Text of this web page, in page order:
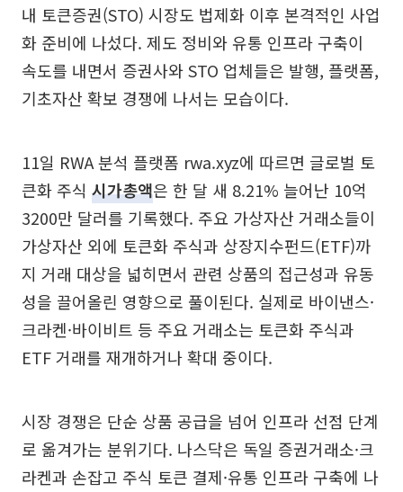
내 토큰증권(STO) 시장도 법제화 이후 본격적인 사업
화 준비에 나섰다. 제도 정비와 유통 인프라 구축이
속도를 내면서 증권사와 STO 업체들은 발행, 플랫폼,
기초자산 확보 경쟁에 나서는 모습이다.
11일 RWA 분석 플랫폼 rwa.xyz에 따르면 글로벌 토
큰화 주식 시가총액은 한 달 새 8.21% 늘어난 10억
3200만 달러를 기록했다. 주요 가상자산 거래소들이
가상자산 외에 토큰화 주식과 상장지수펀드(ETF)까
지 거래 대상을 넓히면서 관련 상품의 접근성과 유동
성을 끌어올린 영향으로 풀이된다. 실제로 바이낸스·
크라켄·바이비트 등 주요 거래소는 토큰화 주식과
ETF 거래를 재개하거나 확대 중이다.
시장 경쟁은 단순 상품 공급을 넘어 인프라 선점 단계
로 옮겨가는 분위기다. 나스닥은 독일 증권거래소·크
라켄과 손잡고 주식 토큰 결제·유통 인프라 구축에 나